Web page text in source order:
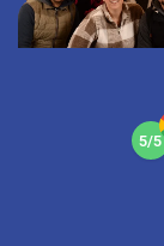
5/5